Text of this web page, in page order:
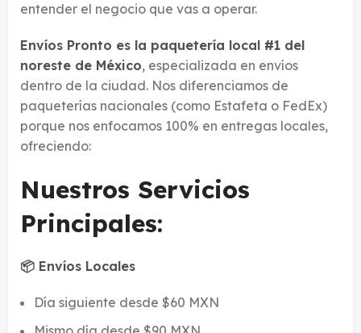
entender el negocio que vas a operar.
Envíos Pronto es la paquetería local #1 del
noreste de México, especializada en envíos
dentro de la ciudad. Nos diferenciamos de
paqueterías nacionales (como Estafeta o FedEx)
porque nos enfocamos 100% en entregas locales,
ofreciendo:
Nuestros Servicios
Principales:
📦 Envíos Locales
Día siguiente desde $60 MXN